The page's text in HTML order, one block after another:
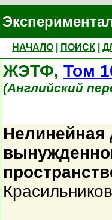
НАЧАЛО ПОИСК
ЖЭТФ, Том
(Английский
Нелинейная